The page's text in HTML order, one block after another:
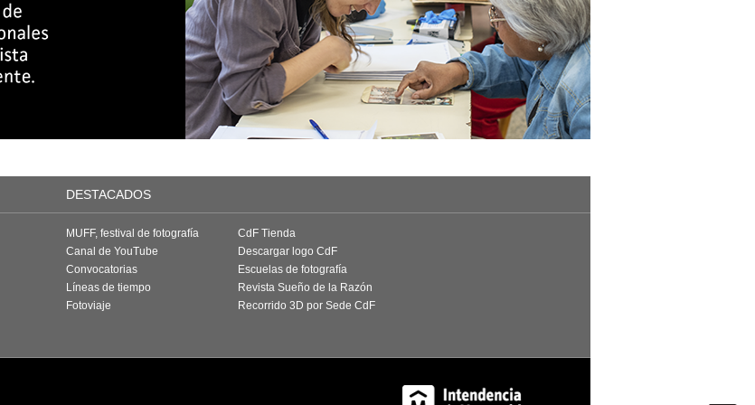
DESTACADOS
MUFF, festival de fotografía
Canal de YouTube
Convocatorias
Líneas de tiempo
Fotoviaje
CdF Tienda
Descargar logo CdF
Escuelas de fotografía
Revista Sueño de la Razón
Recorrido 3D por Sede CdF